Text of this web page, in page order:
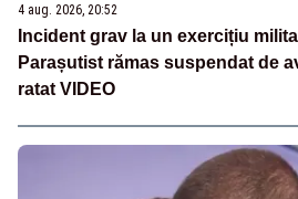
4 aug. 2026, 20:52
Incident grav la un exercițiu
Parașutist rămas suspendat de
ratat VIDEO